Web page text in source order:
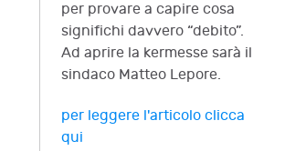
per provare a capire cosa
significhi davvero “debito”.
Ad aprire la kermesse sarà il
sindaco Matteo Lepore.
per leggere l'articolo clicca
qui